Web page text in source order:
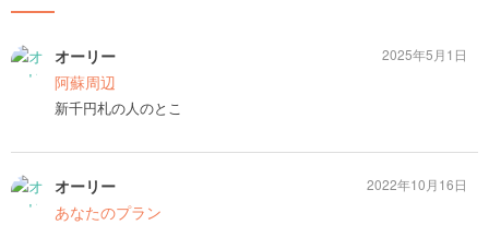
オーリー
阿蘇周辺
新千円札の人のとこ
2025年5月1日
オーリー
あなたのプラン
2022年10月16日